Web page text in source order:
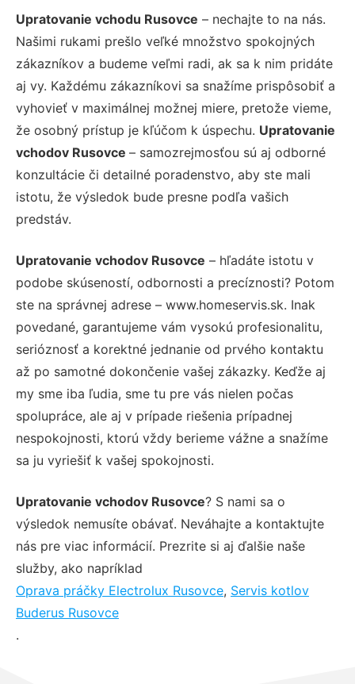
Upratovanie vchodu Rusovce – nechajte to na nás.
Našimi rukami prešlo veľké množstvo spokojných
zákazníkov a budeme veľmi radi, ak sa k nim pridáte
aj vy. Každému zákazníkovi sa snažíme prispôsobiť a
vyhovieť v maximálnej možnej miere, pretože vieme,
že osobný prístup je kľúčom k úspechu. Upratovanie
vchodov Rusovce – samozrejmosťou sú aj odborné
konzultácie či detailné poradenstvo, aby ste mali
istotu, že výsledok bude presne podľa vašich
predstáv.
Upratovanie vchodov Rusovce – hľadáte istotu v
podobe skúseností, odbornosti a precíznosti? Potom
ste na správnej adrese – www.homeservis.sk. Inak
povedané, garantujeme vám vysokú profesionalitu,
serióznosť a korektné jednanie od prvého kontaktu
až po samotné dokončenie vašej zákazky. Keďže aj
my sme iba ľudia, sme tu pre vás nielen počas
spolupráce, ale aj v prípade riešenia prípadnej
nespokojnosti, ktorú vždy berieme vážne a snažíme
sa ju vyriešiť k vašej spokojnosti.
Upratovanie vchodov Rusovce? S nami sa o
výsledok nemusíte obávať. Neváhajte a kontaktujte
nás pre viac informácií. Prezrite si aj ďalšie naše
služby, ako napríklad
Oprava práčky Electrolux Rusovce, Servis kotlov
Buderus Rusovce
.